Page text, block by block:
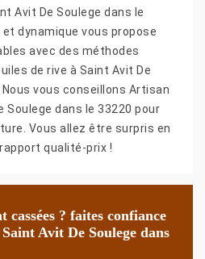
Avit De Soulege dans le
dynamique vous propose
avec des méthodes
de rive à Saint Avit De
vous conseillons Artisan
Soulege dans le 33220 pour
Vous allez être surpris en
qualité-prix !
cassées ? faites confiance
Avit De Soulege dans